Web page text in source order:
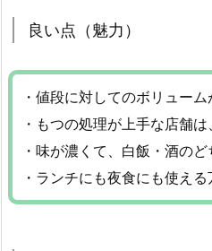
良い点（魅力）
・値段に対してのボリュー
・もつの処理が上手な店舗
・味が濃くて、白飯・酒のど
・ランチにも夜食にも使え